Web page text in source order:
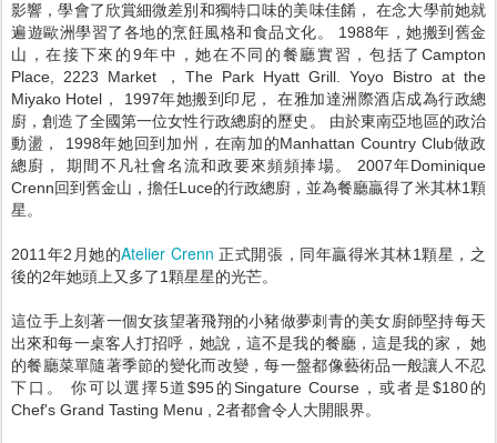
影響，學會了欣賞細微差別和獨特口味的美味佳餚， 在念大學前她就
遍遊歐洲學習了各地的烹飪風格和食品文化。 1988年，她搬到舊金
山，在接下來的9年中，她在不同的餐廳實習，包括了Campton
Place, 2223 Market ，The Park Hyatt Grill. Yoyo Bistro at the
Miyako Hotel， 1997年她搬到印尼， 在雅加達洲際酒店成為行政總
廚，創造了全國第一位女性行政總廚的歷史。 由於東南亞地區的政治
動盪， 1998年她回到加州，在南加的Manhattan Country Club做政
總廚， 期間不凡社會名流和政要來頻頻捧場。 2007年Dominique
Crenn回到舊金山，擔任Luce的行政總廚，並為餐廳贏得了米其林1顆
星。
2011年2月她的Atelier Crenn 正式開張，同年贏得米其林1顆星，之
後的2年她頭上又多了1顆星星的光芒。
這位手上刻著一個女孩望著飛翔的小豬做夢刺青的美女廚師堅持每天
出來和每一桌客人打招呼，她說，這不是我的餐廳，這是我的家， 她
的餐廳菜單隨著季節的變化而改變，每一盤都像藝術品一般讓人不忍
下口。 你可以選擇5道$95的Singature Course，或者是$180的
Chef's Grand Tasting Menu , 2者都會令人大開眼界。